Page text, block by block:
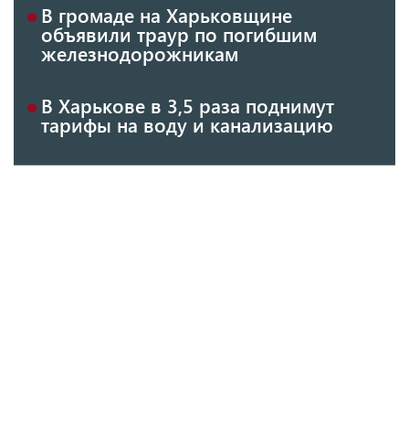
В громаде на Харьковщине
объявили траур по погибшим
железнодорожникам
В Харькове в 3,5 раза поднимут
тарифы на воду и канализацию